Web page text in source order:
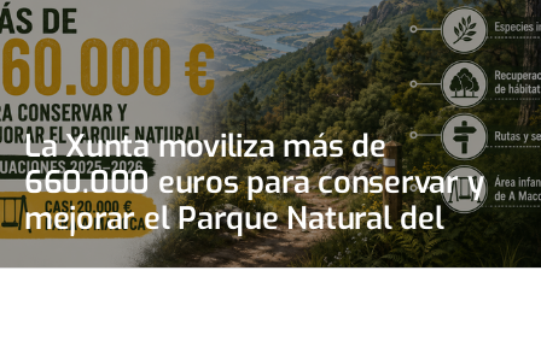
La Xunta moviliza más de
660.000 euros para conservar y
mejorar el Parque Natural del
Monte Aloia